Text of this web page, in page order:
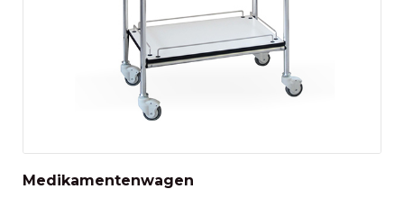
Medikamentenwagen